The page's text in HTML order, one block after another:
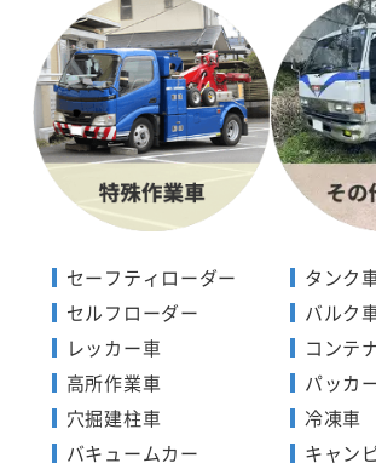
セーフティローダー
セルフローダー
レッカー車
高所作業車
穴掘建柱車
バキュームカー
タンク
バルク
コンテ
パッカ
冷凍車
キャン